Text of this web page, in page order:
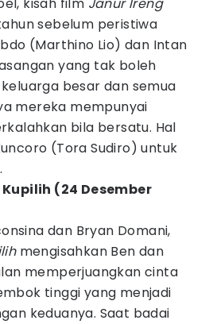
sebelum peristiwa
(Marthino Lio) dan Intan
yang tak boleh
besar dan semua
mereka mempunyai
bila bersatu. Hal
(Tora Sudiro) untuk
(24 Desember
dan Bryan Domani,
mengisahkan Ben dan
memperjuangkan cinta
tinggi yang menjadi
keduanya. Saat badai